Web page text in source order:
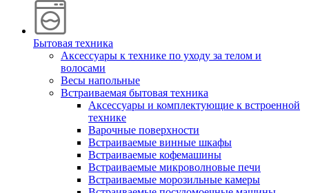
Бытовая техника
Аксессуары к технике по уходу за телом и
волосами
Весы напольные
Встраиваемая бытовая техника
Аксессуары и комплектующие к встроенной
технике
Варочные поверхности
Встраиваемые винные шкафы
Встраиваемые кофемашины
Встраиваемые микроволновые печи
Встраиваемые морозильные камеры